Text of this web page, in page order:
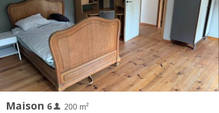
Maison 6
200 m²
Des places se libèrent dans une colocation de choix à Vieusart !
🔸 Deux maisons mitoyennes (4p + 2p) 🔸 Emplacement
enchanteur à Vieux-Sart, dans le lieu-dit "la Place" 🔸 Cadre
bucolique, propice à de nombreuses balades 🔸 Cour orientée
sud 🔸 Bail annuel renouvelable 🔸 Chaque maison offre...